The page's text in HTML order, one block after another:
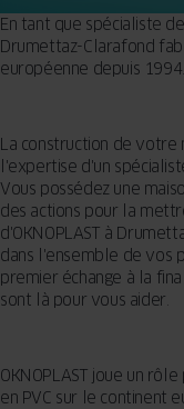
En tant que spécialiste
Drumettaz-Clarafond
européenne depuis 1994.
La construction de votre
l'expertise d'un
Vous possédez une
des actions pour la
d'OKNOPLAST à
dans l'ensemble de vos
premier échange à la
sont là pour vous aider.
OKNOPLAST joue un
en PVC sur le continent